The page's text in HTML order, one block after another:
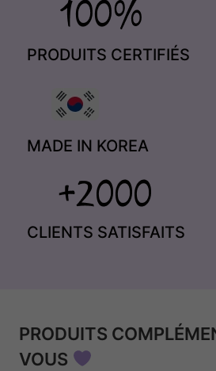
PRODUITS CERTIFIÉS
MADE IN KOREA
CLIENTS SATISFAITS
PRODUITS
VOUS